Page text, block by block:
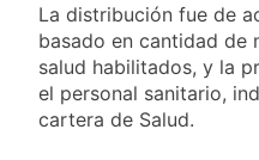
La distribución fue de
basado en cantidad de
salud habilitados, y la
el personal sanitario,
cartera de Salud.